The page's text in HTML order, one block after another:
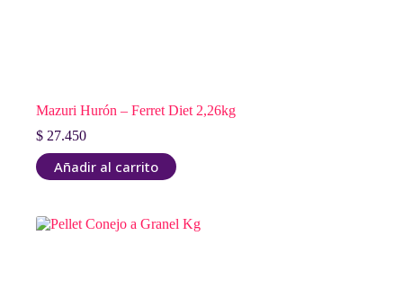
Mazuri Hurón – Ferret Diet 2,26kg
$ 27.450
Añadir al carrito